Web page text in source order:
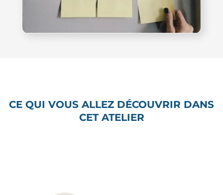
CE QUI VOUS ALLEZ DÉCOUVRIR DANS
CET ATELIER